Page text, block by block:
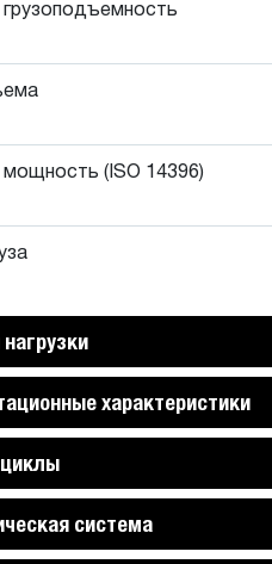
грузоподъемность
мощность (ISO 14396)
характеристики
система